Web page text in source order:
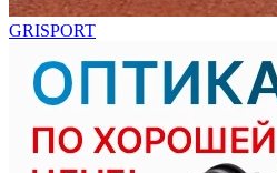
GRISPORT